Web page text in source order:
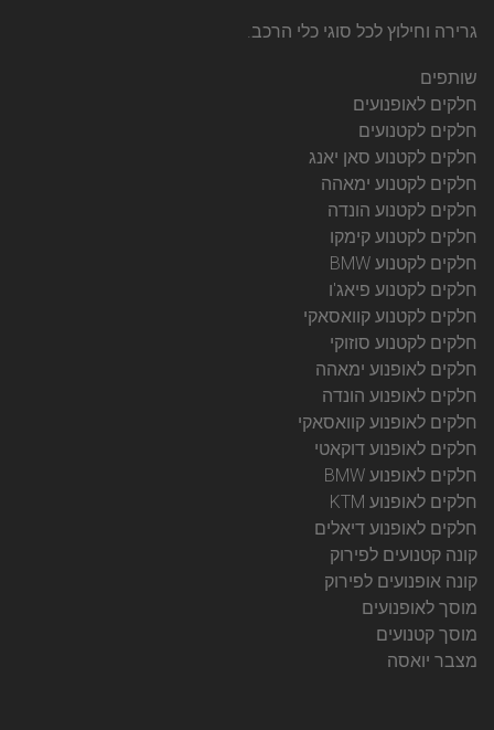
גרירה וחילוץ לכל סוגי כלי הרכב.
שותפים
חלקים לאופנועים
חלקים לקטנועים
חלקים לקטנוע סאן יאנג
חלקים לקטנוע ימאהה
חלקים לקטנוע הונדה
חלקים לקטנוע קימקו
חלקים לקטנוע BMW
חלקים לקטנוע פיאג'ו
חלקים לקטנוע קוואסאקי
חלקים לקטנוע סוזוקי
חלקים לאופנוע ימאהה
חלקים לאופנוע הונדה
חלקים לאופנוע קוואסאקי
חלקים לאופנוע דוקאטי
חלקים לאופנוע BMW
חלקים לאופנוע KTM
חלקים לאופנוע דיאלים
קונה קטנועים לפירוק
קונה אופנועים לפירוק
מוסך לאופנועים
מוסך קטנועים
מצבר יואסה